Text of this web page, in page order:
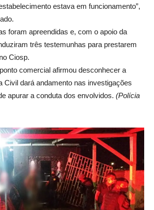
estava em funcionamento”,
foram apreendidas e, com o apoio da
três testemunhas para prestarem
Ciosp.
comercial afirmou desconhecer a
Civil dará andamento nas investigações
apurar a conduta dos envolvidos. (Polícia